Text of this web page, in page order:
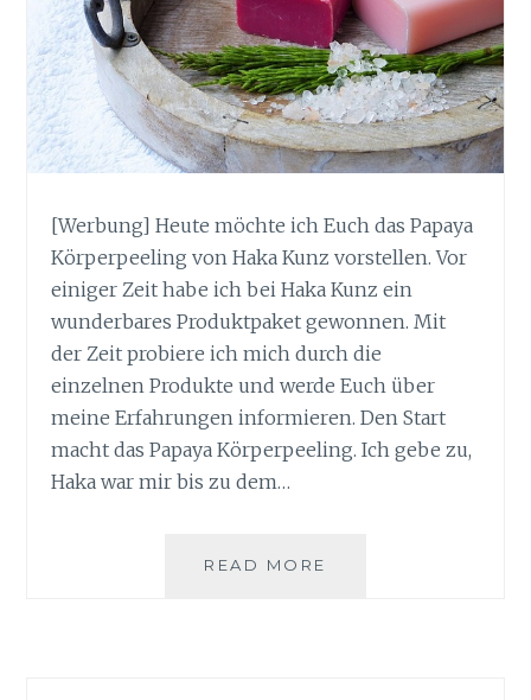
[Werbung] Heute möchte ich Euch das Papaya
Körperpeeling von Haka Kunz vorstellen. Vor
einiger Zeit habe ich bei Haka Kunz ein
wunderbares Produktpaket gewonnen. Mit
der Zeit probiere ich mich durch die
einzelnen Produkte und werde Euch über
meine Erfahrungen informieren. Den Start
macht das Papaya Körperpeeling. Ich gebe zu,
Haka war mir bis zu dem…
READ MORE